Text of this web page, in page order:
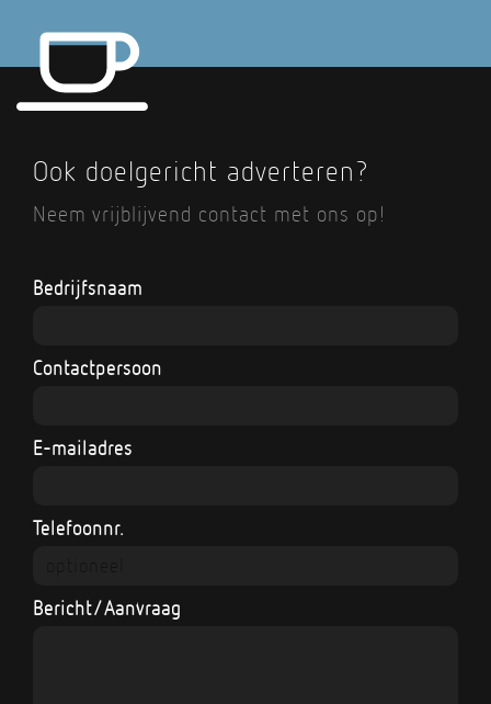
Ook doelgericht adverteren?
Neem vrijblijvend contact met ons op!
Bedrijfsnaam
Contactpersoon
E-mailadres
Telefoonnr.
Bericht/Aanvraag